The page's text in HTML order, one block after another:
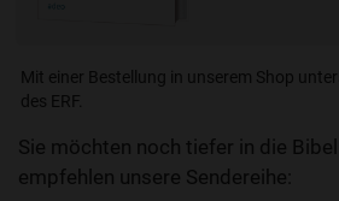
Mit einer Bestellung in unserem Shop
des ERF.
Sie möchten noch tiefer in die
empfehlen unsere Sendereihe: